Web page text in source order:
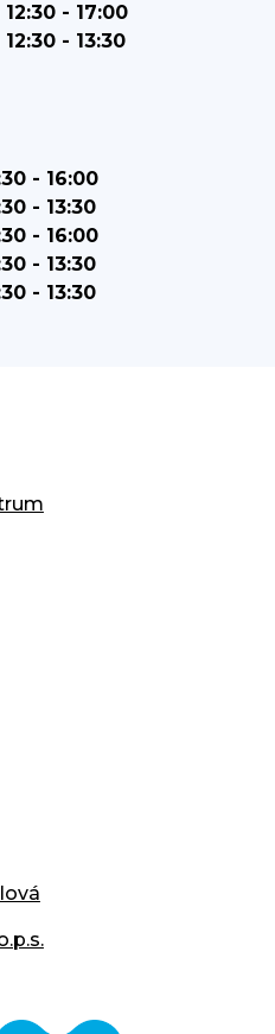
- 17:00
- 13:30
- 16:00
- 13:30
- 16:00
- 13:30
- 13:30